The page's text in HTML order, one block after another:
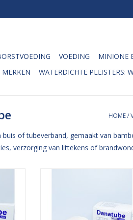
VOEDING MINIONE
MERKEN WATERDICHTE PLEISTERS:
HOME/
of tubeverband, gemaakt van
verzorging van littekens of
en
bamboe, dat lichte steun en
compressie biedt. Het danatube